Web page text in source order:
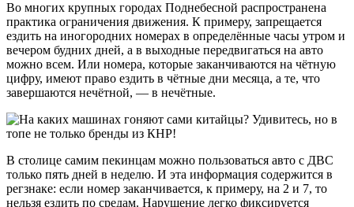
Во многих крупных городах Поднебесной распространена
практика ограничения движения. К примеру, запрещается
ездить на иногородних номерах в определённые часы утром и
вечером будних дней, а в выходные передвигаться на авто
можно всем. Или номера, которые заканчиваются на чётную
цифру, имеют право ездить в чётные дни месяца, а те, что
завершаются нечётной, — в нечётные.
В столице самим пекинцам можно пользоваться авто с ДВС
только пять дней в неделю. И эта информация содержится в
регзнаке: если номер заканчивается, к примеру, на 2 и 7, то
нельзя ездить по средам. Нарушение легко фиксируется